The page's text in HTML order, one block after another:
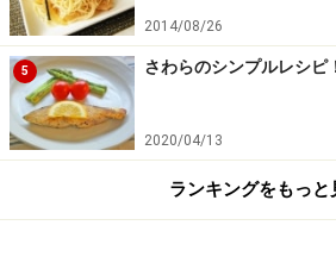
2014/08/26
5 さわらのシンプルレシピ
2020/04/13
ランキングをもっと